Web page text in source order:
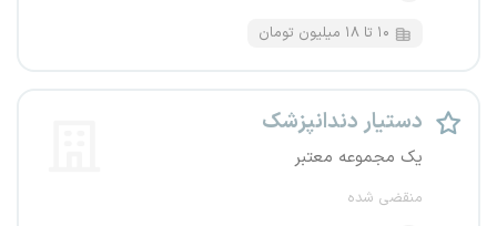
۱۰ تا ۱۸ میلیون تومان
دستیار دندانپزشک
یک مجموعه معتبر
منقضی شده